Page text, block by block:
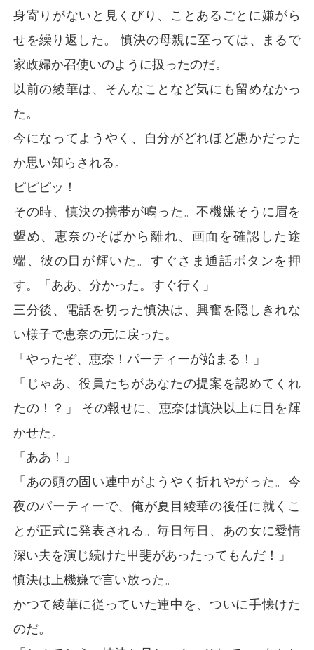
身寄りがないと見くびり、ことあるごとに嫌がら
せを繰り返した。 慎決の母親に至っては、まるで
家政婦か召使いのように扱ったのだ。
以前の綾華は、そんなことなど気にも留めなかっ
た。
今になってようやく、自分がどれほど愚かだった
か思い知らされる。
ピピピッ！
その時、慎決の携帯が鳴った。不機嫌そうに眉を
顰め、恵奈のそばから離れ、画面を確認した途
端、彼の目が輝いた。すぐさま通話ボタンを押
す。「ああ、分かった。すぐ行く」
三分後、電話を切った慎決は、興奮を隠しきれな
い様子で恵奈の元に戻った。
「やったぞ、恵奈！パーティーが始まる！」
「じゃあ、役員たちがあなたの提案を認めてくれ
たの！？」 その報せに、恵奈は慎決以上に目を輝
かせた。
「ああ！」
「あの頭の固い連中がようやく折れやがった。今
夜のパーティーで、俺が夏目綾華の後任に就くこ
とが正式に発表される。毎日毎日、あの女に愛情
深い夫を演じ続けた甲斐があったってもんだ！」
慎決は上機嫌で言い放った。
かつて綾華に従っていた連中を、ついに手懐けた
のだ。